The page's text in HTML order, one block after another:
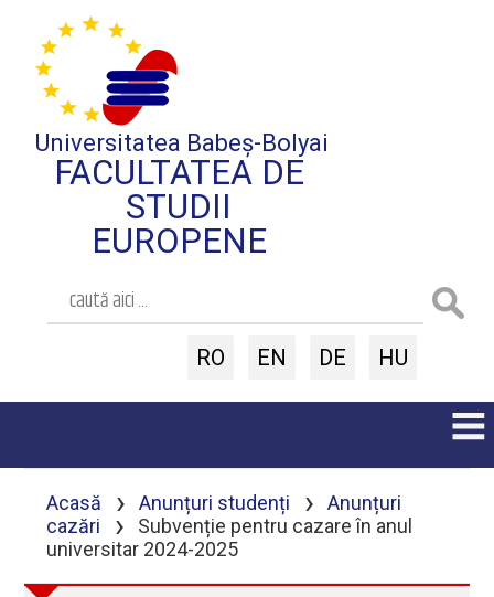
Universitatea Babeș-Bolyai
FACULTATEA DE
STUDII
EUROPENE
RO EN DE HU
Acasă › Anunțuri studenți ›
Anunțuri
cazări
›
Subvenție pentru cazare în anul
universitar 2024-2025